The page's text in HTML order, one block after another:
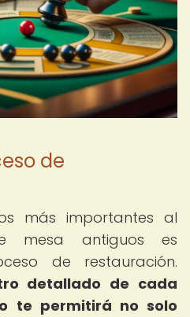
de
más importantes al
mesa antiguos es
de restauración.
detallado de cada
te permitirá no solo